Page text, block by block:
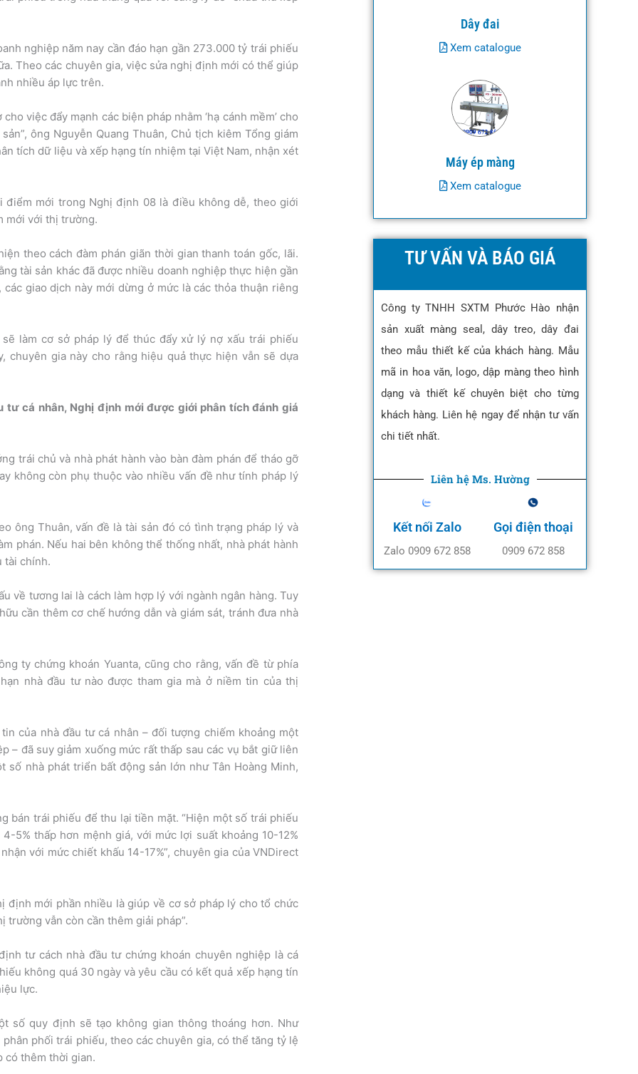
nghiệp năm nay cần đáo hạn gần 273.000 tỷ trái phiếu
Theo các chuyên gia, việc sửa nghị định mới có thể giúp
nhiều áp lực trên.
việc đẩy mạnh các biện pháp nhằm ‘hạ cánh mềm’ cho
ông Nguyễn Quang Thuân, Chủ tịch kiêm Tổng giám
tích dữ liệu và xếp hạng tín nhiệm tại Việt Nam, nhận xét
điểm mới trong Nghị định 08 là điều không dễ, theo giới
mới với thị trường.
theo cách đàm phán giãn thời gian thanh toán gốc, lãi.
tài sản khác đã được nhiều doanh nghiệp thực hiện gần
giao dịch này mới dừng ở mức là các thỏa thuận riêng
làm cơ sở pháp lý để thúc đẩy xử lý nợ xấu trái phiếu
chuyên gia này cho rằng hiệu quả thực hiện vẫn sẽ dựa
tư cá nhân, Nghị định mới được giới phân tích đánh giá
trái chủ và nhà phát hành vào bàn đàm phán để tháo gỡ
không còn phụ thuộc vào nhiều vấn đề như tính pháp lý
ông Thuân, vấn đề là tài sản đó có tình trạng pháp lý và
phán. Nếu hai bên không thể thống nhất, nhà phát hành
tài chính.
về tương lai là cách làm hợp lý với ngành ngân hàng. Tuy
cần thêm cơ chế hướng dẫn và giám sát, tránh đưa nhà
ty chứng khoán Yuanta, cũng cho rằng, vấn đề từ phía
nhà đầu tư nào được tham gia mà ở niềm tin của thị
của nhà đầu tư cá nhân – đối tượng chiếm khoảng một
– đã suy giảm xuống mức rất thấp sau các vụ bắt giữ liên
số nhà phát triển bất động sản lớn như Tân Hoàng Minh,
bán trái phiếu để thu lại tiền mặt. “Hiện một số trái phiếu
5% thấp hơn mệnh giá, với mức lợi suất khoảng 10-12%
với mức chiết khấu 14-17%”, chuyên gia của VNDirect
định mới phần nhiều là giúp về cơ sở pháp lý cho tổ chức
vẫn còn cần thêm giải pháp”.
tư cách nhà đầu tư chứng khoán chuyên nghiệp là cá
không quá 30 ngày và yêu cầu có kết quả xếp hạng tín
lực.
số quy định sẽ tạo không gian thông thoáng hơn. Như
phối trái phiếu, theo các chuyên gia, có thể tăng tỷ lệ
có thêm thời gian.
Dây đai
Xem catalogue
Máy ép màng
Xem catalogue
TƯ VẤN VÀ BÁO GIÁ
Công ty TNHH SXTM Phước Hào nhận
sản xuất màng seal, dây treo, dây đai
theo mẫu thiết kế của khách hàng. Mẫu
mã in hoa văn, logo, dập màng theo hình
dạng và thiết kế chuyên biệt cho từng
khách hàng. Liên hệ ngay để nhận tư vấn
chi tiết nhất.
Liên hệ Ms. Hường
Kết nối Zalo
Zalo 0909 672 858
Gọi điện thoại
0909 672 858